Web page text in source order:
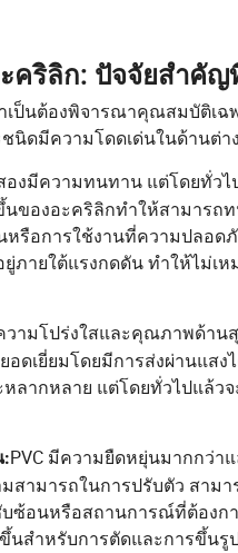
ะคริลิก: ปัจจัยสำคั
ำเป็นต้องพิจารณาคุณสมบัติ
ดมีความโดดเด่นในด้านต่
องมีความทนทาน แต่โดยทั่ว
นของอะคริลิกทำให้สามาร
อการใช้งานที่ความปลอดภั
ภายใต้แรงกดดัน ทำให้ไม่เ
วามโปร่งใสและคุณภาพด้าน
ดเยี่ยมโดยมีการส่งผ่านแส
หลากหลาย แต่โดยทั่วไปแล้
:PVC มีความยืดหยุ่นมากกว่า
ามารถในการปรับตัว สาม
ซ้อนหรือสถานการณ์ที่ต้องก
นสำหรับการตัดและการขึ้น